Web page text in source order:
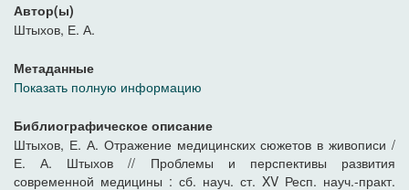
Автор(ы)
Штыхов, Е. А.
Метаданные
Показать полную информацию
Библиографическое описание
Штыхов, Е. А. Отражение медицинских сюжетов в живописи /
Е. А. Штыхов // Проблемы и перспективы развития
современной медицины : сб. науч. ст. XV Респ. науч.-практ.